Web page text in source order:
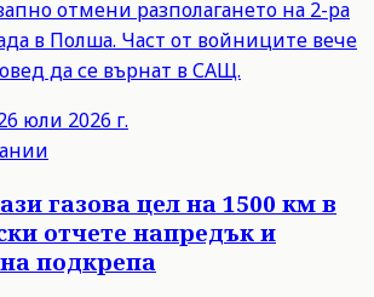
отмени разполагането на 2-ра
в Полша. Част от войниците вече
да се върнат в САЩ.
юли 2026 г.
газова цел на 1500 км в
отчете напредък и
подкрепа